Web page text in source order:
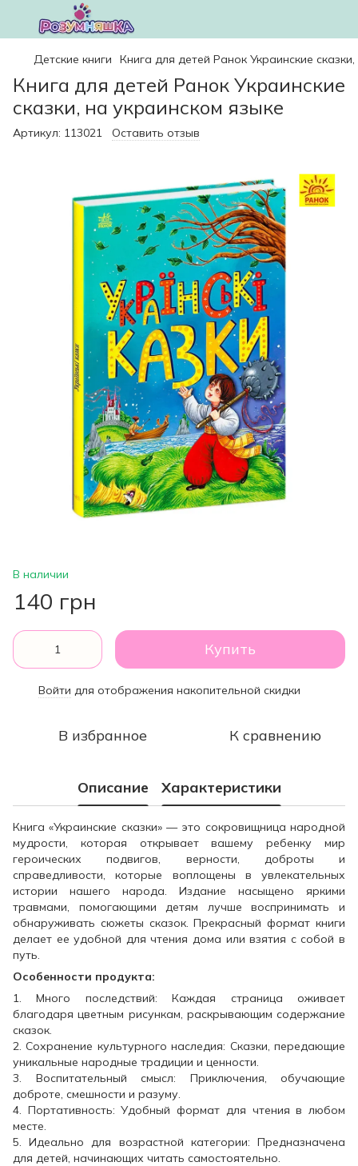
Детские книги Книга для детей Ранок Украинские
Книга для детей Ранок Украинские
сказки, на украинском языке
Артикул: 113021 Оставить отзыв
В наличии
140 грн
Купить
Войти для отображения накопительной скидки
В избранное К сравнению
Описание Характеристики
Книга «Украинские сказки» — это сокровищница народной
мудрости, которая открывает вашему ребенку мир
героических подвигов, верности, доброты и
справедливости, которые воплощены в увлекательных
истории нашего народа. Издание насыщено яркими
травмами, помогающими детям лучше воспринимать и
обнаруживать сюжеты сказок. Прекрасный формат книги
делает ее удобной для чтения дома или взятия с собой в
путь.
Особенности продукта:
1. Много последствий: Каждая страница оживает
благодаря цветным рисункам, раскрывающим содержание
сказок.
2. Сохранение культурного наследия: Сказки, передающие
уникальные народные традиции и ценности.
3. Воспитательный смысл: Приключения, обучающие
доброте, смешности и разуму.
4. Портативность: Удобный формат для чтения в любом
месте.
5. Идеально для возрастной категории: Предназначена
для детей, начинающих читать самостоятельно.